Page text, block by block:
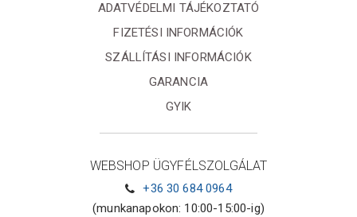
ADATVÉDELMI TÁJÉKOZTATÓ
FIZETÉSI INFORMÁCIÓK
SZÁLLÍTÁSI INFORMÁCIÓK
GARANCIA
GYIK
WEBSHOP ÜGYFÉLSZOLGÁLAT
+36 30 684 0964
(munkanapokon: 10:00-15:00-ig)